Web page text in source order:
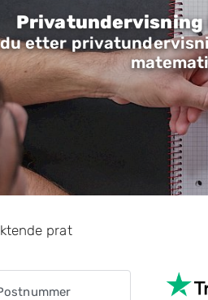
etter
prat